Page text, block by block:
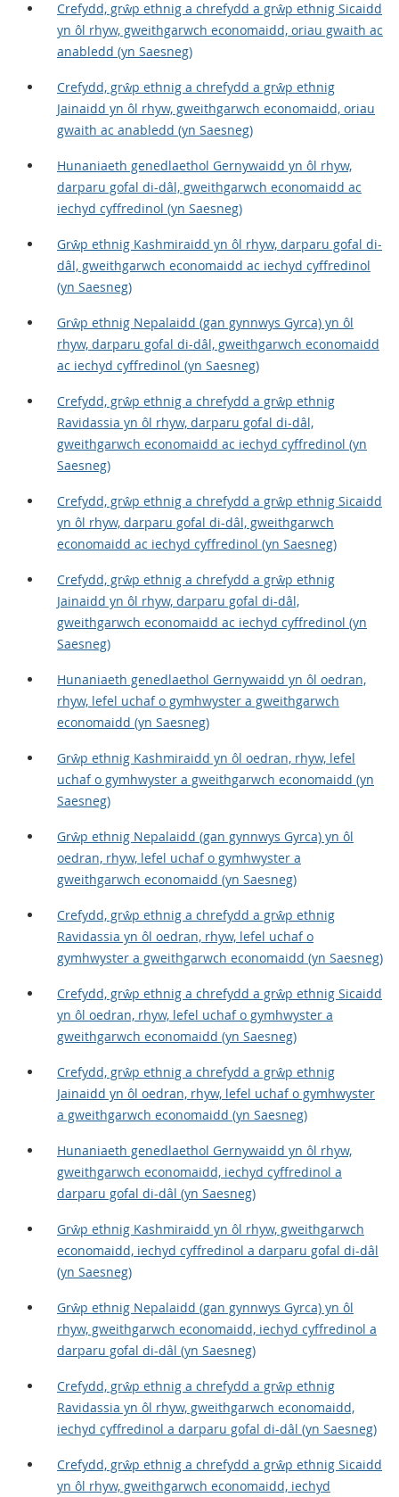
Crefydd, grŵp ethnig a chrefydd a grŵp ethnig Sicaidd
yn ôl rhyw, gweithgarwch economaidd, oriau gwaith ac
anabledd (yn Saesneg)
Crefydd, grŵp ethnig a chrefydd a grŵp ethnig
Jainaidd yn ôl rhyw, gweithgarwch economaidd, oriau
gwaith ac anabledd (yn Saesneg)
Hunaniaeth genedlaethol Gernywaidd yn ôl rhyw,
darparu gofal di-dâl, gweithgarwch economaidd ac
iechyd cyffredinol (yn Saesneg)
Grŵp ethnig Kashmiraidd yn ôl rhyw, darparu gofal di-
dâl, gweithgarwch economaidd ac iechyd cyffredinol
(yn Saesneg)
Grŵp ethnig Nepalaidd (gan gynnwys Gyrca) yn ôl
rhyw, darparu gofal di-dâl, gweithgarwch economaidd
ac iechyd cyffredinol (yn Saesneg)
Crefydd, grŵp ethnig a chrefydd a grŵp ethnig
Ravidassia yn ôl rhyw, darparu gofal di-dâl,
gweithgarwch economaidd ac iechyd cyffredinol (yn
Saesneg)
Crefydd, grŵp ethnig a chrefydd a grŵp ethnig Sicaidd
yn ôl rhyw, darparu gofal di-dâl, gweithgarwch
economaidd ac iechyd cyffredinol (yn Saesneg)
Crefydd, grŵp ethnig a chrefydd a grŵp ethnig
Jainaidd yn ôl rhyw, darparu gofal di-dâl,
gweithgarwch economaidd ac iechyd cyffredinol (yn
Saesneg)
Hunaniaeth genedlaethol Gernywaidd yn ôl oedran,
rhyw, lefel uchaf o gymhwyster a gweithgarwch
economaidd (yn Saesneg)
Grŵp ethnig Kashmiraidd yn ôl oedran, rhyw, lefel
uchaf o gymhwyster a gweithgarwch economaidd (yn
Saesneg)
Grŵp ethnig Nepalaidd (gan gynnwys Gyrca) yn ôl
oedran, rhyw, lefel uchaf o gymhwyster a
gweithgarwch economaidd (yn Saesneg)
Crefydd, grŵp ethnig a chrefydd a grŵp ethnig
Ravidassia yn ôl oedran, rhyw, lefel uchaf o
gymhwyster a gweithgarwch economaidd (yn Saesneg)
Crefydd, grŵp ethnig a chrefydd a grŵp ethnig Sicaidd
yn ôl oedran, rhyw, lefel uchaf o gymhwyster a
gweithgarwch economaidd (yn Saesneg)
Crefydd, grŵp ethnig a chrefydd a grŵp ethnig
Jainaidd yn ôl oedran, rhyw, lefel uchaf o gymhwyster
a gweithgarwch economaidd (yn Saesneg)
Hunaniaeth genedlaethol Gernywaidd yn ôl rhyw,
gweithgarwch economaidd, iechyd cyffredinol a
darparu gofal di-dâl (yn Saesneg)
Grŵp ethnig Kashmiraidd yn ôl rhyw, gweithgarwch
economaidd, iechyd cyffredinol a darparu gofal di-dâl
(yn Saesneg)
Grŵp ethnig Nepalaidd (gan gynnwys Gyrca) yn ôl
rhyw, gweithgarwch economaidd, iechyd cyffredinol a
darparu gofal di-dâl (yn Saesneg)
Crefydd, grŵp ethnig a chrefydd a grŵp ethnig
Ravidassia yn ôl rhyw, gweithgarwch economaidd,
iechyd cyffredinol a darparu gofal di-dâl (yn Saesneg)
Crefydd, grŵp ethnig a chrefydd a grŵp ethnig Sicaidd
yn ôl rhyw, gweithgarwch economaidd, iechyd